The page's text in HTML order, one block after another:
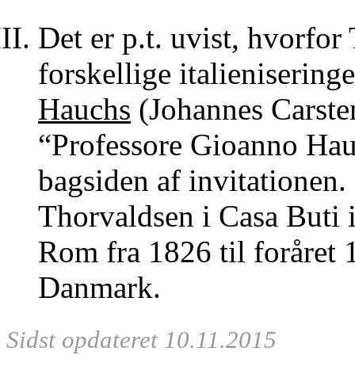
Det er p.t. uvist, hvorfor
forskellige
Hauchs (Johannes
“Professore Gioanno
bagsiden af
Thorvaldsen i Casa
Rom fra 1826 til foråret
Danmark.
Sidst opdateret 10.11.2015